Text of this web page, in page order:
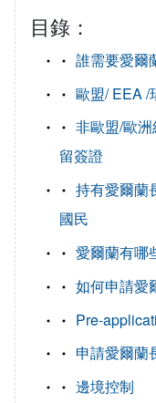
目錄：
誰需要愛爾
歐盟/ EEA /
非歐盟/歐
留簽證
持有愛爾蘭
國民
愛爾蘭有哪
如何申請愛
Pre-
申請愛爾蘭
邊境控制